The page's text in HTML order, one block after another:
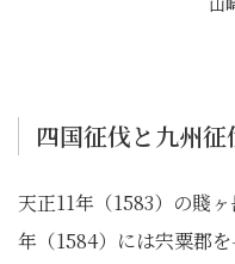
四国征伐と九州
天正11年（1583）の賤
年（1584）には宍粟郡